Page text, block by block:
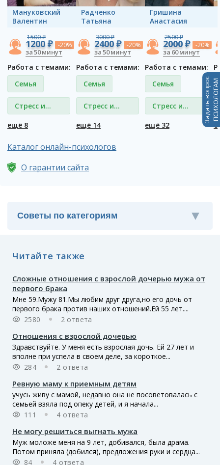
Мануковский
Валентин
1500 ₽
1200 ₽ -20%
за 50 минут
Работа с темами:
Семья
Стресс и
депрессия
ещё 8
Радченко
Татьяна
3000 ₽
2400 ₽ -20%
за 50 минут
Работа с темами:
Семья
Стресс и
депрессия
ещё 14
Гришина
Анастасия
2500 ₽
2000 ₽ -20%
за 60 минут
Работа с темами:
Семья
Стресс и
депрессия
ещё 32
Каталог онлайн-психологов
О гарантии сайта
Читайте также
Сложные отношения с взрослой дочерью мужа от
первого брака
Мне 59.Мужу 81.Мы любим друг друга,но его дочь от
первого брака против наших отношений.Ей 55 лет....
2580
2 ответа
Отношения с взрослой дочерью
Здравствуйте. У меня есть взрослая дочь. Ей 27 лет и
вполне при успела в своем деле, за короткое...
284
2 ответа
Ревную маму к приемным детям
учусь живу с мамой, недавно она не посоветовалась с
семьей взяла под опеку детей, и я начала...
111
4 ответа
Не могу решиться выгнать мужа
Муж моложе меня на 9 лет, добивался, была драма.
Потом приняла (добился), предложения руки и сердца...
84
4 ответа
Задать вопросПСИХОЛОГАМ